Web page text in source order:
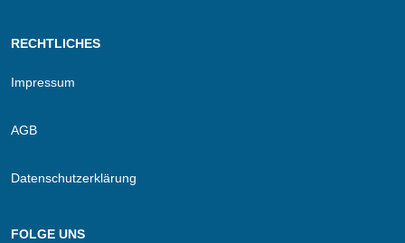
RECHTLICHES
Impressum
AGB
Datenschutzerklärung
FOLGE UNS